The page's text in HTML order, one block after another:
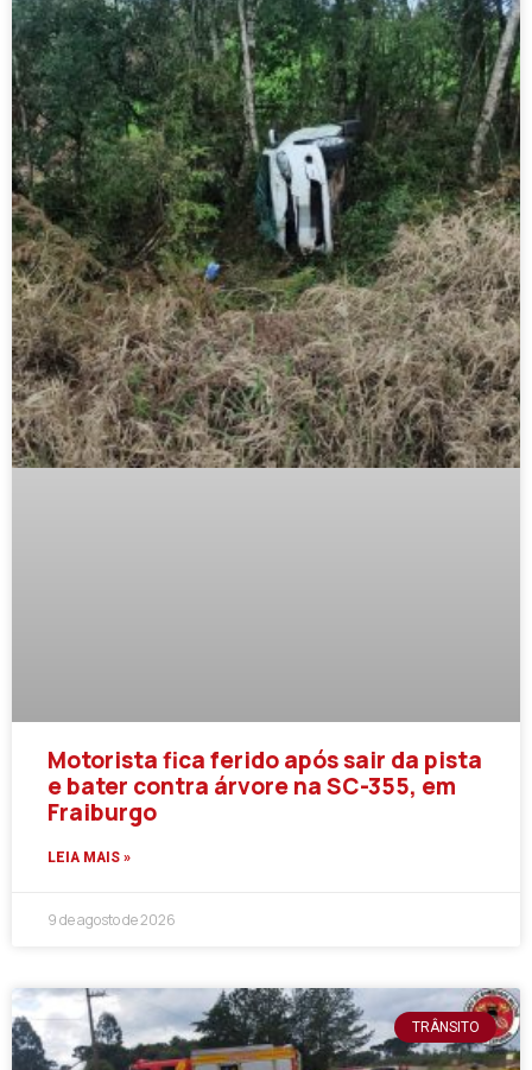
Motorista fica ferido após sair da pista
e bater contra árvore na SC-355, em
Fraiburgo
LEIA MAIS »
9 de agosto de 2026
TRÂNSITO